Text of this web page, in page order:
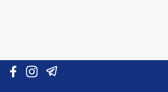
Vai al contenuto